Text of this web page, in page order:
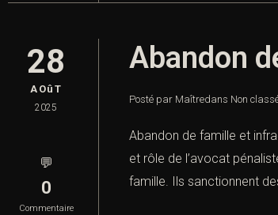
28
AOûT
2025
💬
0
Commentaire
Abandon
Posté par Maîtredans Non
Abandon de famille et
et rôle de l’avocat
famille. Ils sanctionnent